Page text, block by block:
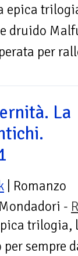
epica
druido
per
La
| Romanzo
-
trilogia,
sempre